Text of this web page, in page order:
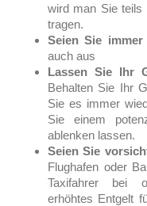
wird man Sie teils
tragen.
Seien Sie immer
auch aus
Lassen Sie Ihr
Behalten Sie Ihr
Sie es immer
Sie einem
ablenken lassen.
Seien Sie
Flughafen oder
Taxifahrer bei
erhöhtes Entgelt